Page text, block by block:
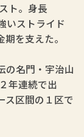
ト。身長
いストライド
を支えた。
の名門・宇治山
年連続で出
ス区間の１区で